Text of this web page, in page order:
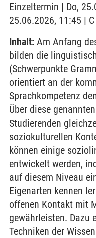
Einzeltermin | Do,
25.06.2026, 11:45 |
Inhalt: Am Anfang
bilden die
(Schwerpunkte
orientiert an der
Sprachkompetenz
Über diese
Studierenden
soziokulturellen
können einige
entwickelt werden,
auf diesem Niveau
Eigenarten kennen
offenen Kontakt mit
gewährleisten. Dazu
Techniken der